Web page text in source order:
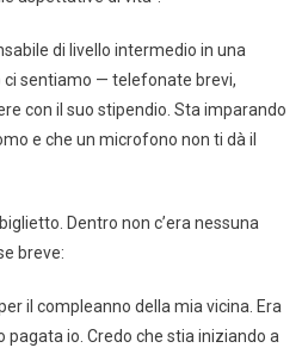
di livello intermedio in una
ci sentiamo — telefonate brevi,
con il suo stipendio. Sta imparando
e che un microfono non ti dà il
Dentro non c’era nessuna
breve:
il compleanno della mia vicina. Era
pagata io. Credo che stia iniziando a